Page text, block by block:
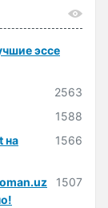
эссе
2563
1588
на
1566
1507